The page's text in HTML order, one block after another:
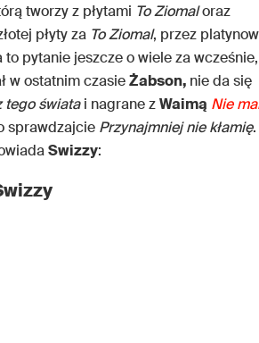
tworzy z płytami To Ziomaloraz
płyty za To Ziomal, przez
pytanie jeszcze o wiele za wcześnie,
w ostatnim czasieŻabson, nie da się
tego światai nagrane zWaimą Nie
sprawdzajcie Przynajmniej nie kłamię.
Swizzy: